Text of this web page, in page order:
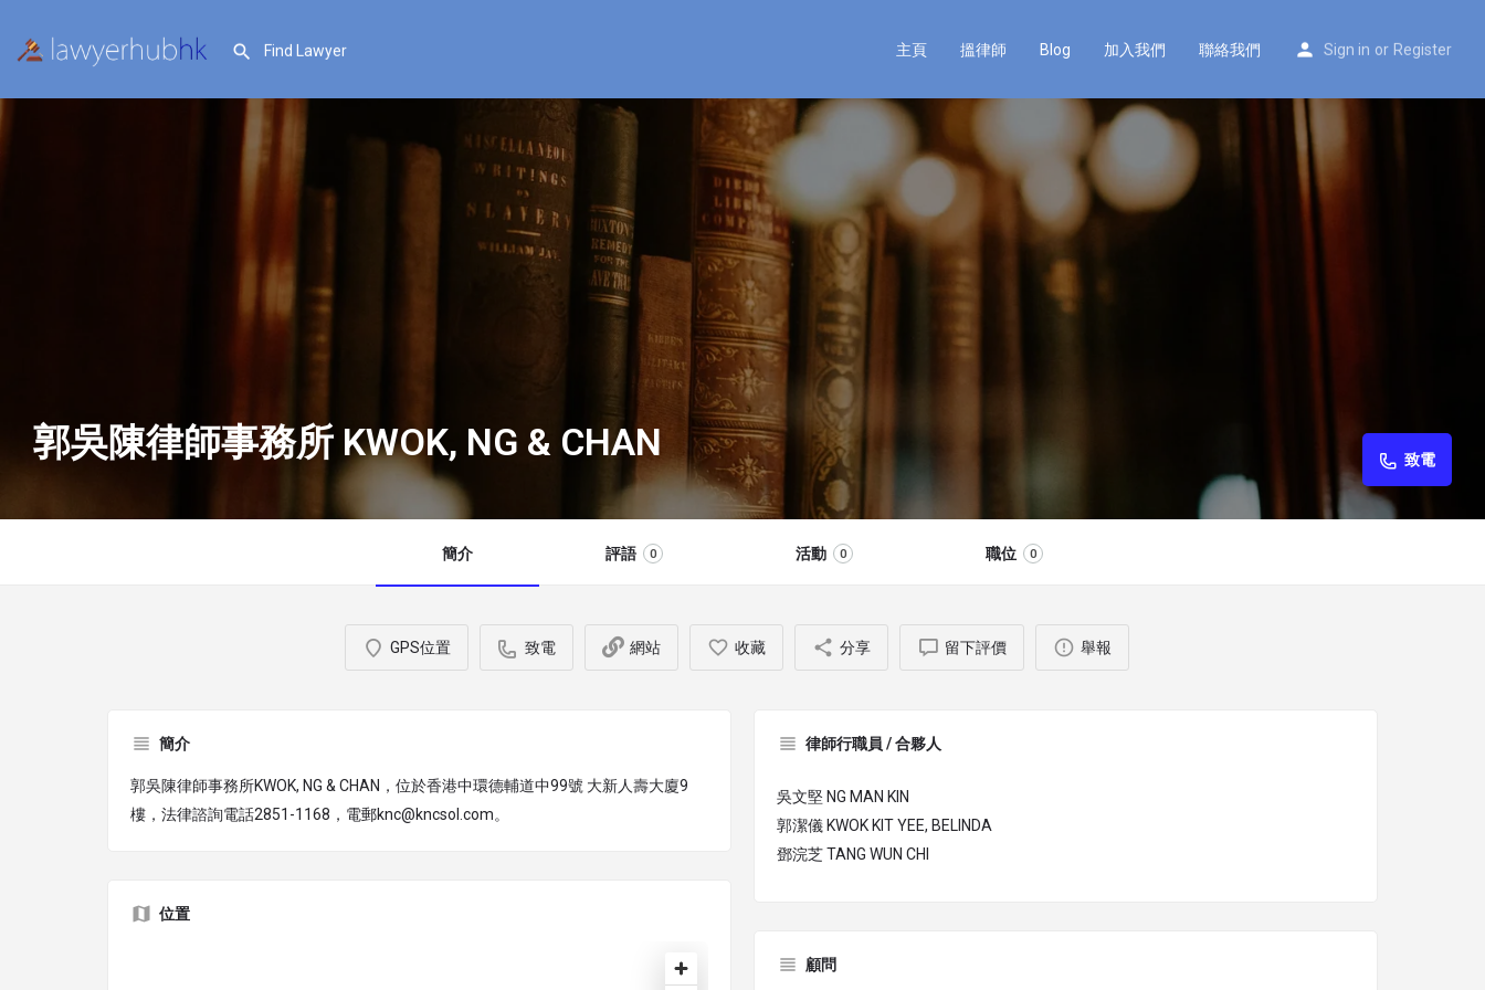
主頁 搵律師 Blog 加入我們 聯絡我們 Sign in or Register
郭吳陳律師事務所 KWOK, NG & CHAN 致電
簡介 評語 0 活動 0 職位 0
GPS位置 致電 網站 收藏 分享 留下評價 舉報
簡介
郭吳陳律師事務所KWOK, NG & CHAN，位於香港中環德輔道中99號 大新人壽大廈9
樓，法律諮詢電話2851-1168，電郵knc@kncsol.com。
位置
律師行職員 / 合夥人
吳文堅 NG MAN KIN
郭潔儀 KWOK KIT YEE, BELINDA
鄧浣芝 TANG WUN CHI
顧問